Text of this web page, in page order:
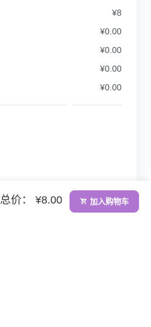
¥8
¥0.00
¥0.00
¥0.00
¥0.00
总价： ¥8.00 加入购物车